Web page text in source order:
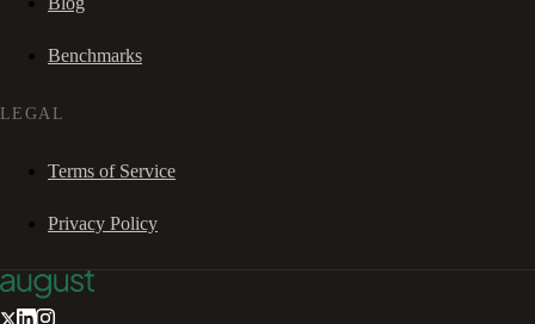
Benchmarks
LEGAL
Terms of Service
Privacy Policy